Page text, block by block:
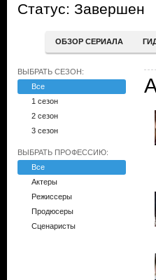
Статус: Завершен
ОБЗОР СЕРИАЛА
ВЫБРАТЬ СЕЗОН:
Все
1 сезон
2 сезон
3 сезон
ВЫБРАТЬ ПРОФЕССИЮ:
Все
Актеры
Режиссеры
Продюсеры
Сценаристы